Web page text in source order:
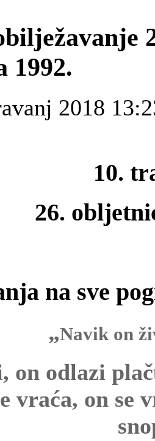
1992.
2018
10.
26.
na sve
„Navik on
on odlazi
vraća, on se